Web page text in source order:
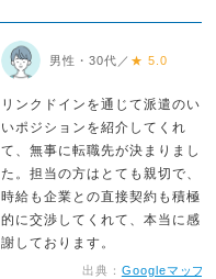
男性・30代／ ★ 5.0
リンクドインを通じて派遣のい
いポジションを紹介してくれ
て、無事に転職先が決まりまし
た。担当の方はとても親切で、
時給も企業との直接契約も積極
的に交渉してくれて、本当に感
謝しております。
出典： Googleマップ